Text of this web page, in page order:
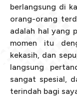
berlangsung di
orang-orang
adalah hal yang
momen itu
kekasih, dan
langsung
sangat spesial,
terindah bagi